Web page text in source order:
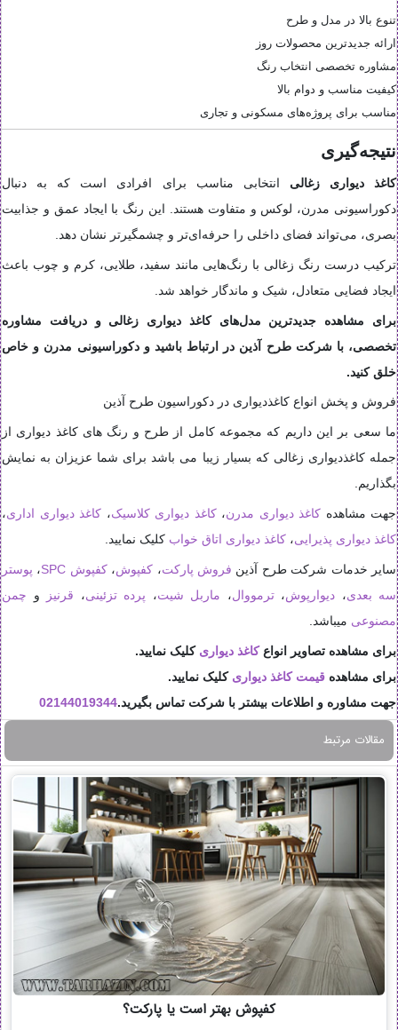
تنوع بالا در مدل و طرح
ارائه جدیدترین محصولات روز
مشاوره تخصصی انتخاب رنگ
کیفیت مناسب و دوام بالا
مناسب برای پروژه‌های مسکونی و تجاری
نتیجه‌گیری
کاغذ دیواری زغالی انتخابی مناسب برای افرادی است که به دنبال
دکوراسیونی مدرن، لوکس و متفاوت هستند. این رنگ با ایجاد عمق و جذابیت
بصری، می‌تواند فضای داخلی را حرفه‌ای‌تر و چشمگیرتر نشان دهد.
ترکیب درست رنگ زغالی با رنگ‌هایی مانند سفید، طلایی، کرم و چوب باعث
ایجاد فضایی متعادل، شیک و ماندگار خواهد شد.
برای مشاهده جدیدترین مدل‌های کاغذ دیواری زغالی و دریافت مشاوره
تخصصی، با شرکت طرح آذین در ارتباط باشید و دکوراسیونی مدرن و خاص
خلق کنید.
فروش و پخش انواع کاغذدیواری در دکوراسیون طرح آذین
ما سعی بر این داریم که مجموعه کامل از طرح و رنگ های کاغذ دیواری از
جمله کاغذدیواری زغالی که بسیار زیبا می باشد برای شما عزیزان به نمایش
بگذاریم.
جهت مشاهده کاغذ دیواری مدرن،کاغذ دیواری کلاسیک، کاغذ دیواری اداری،
کاغذ دیواری پذیرایی، کاغذ دیواری اتاق خواب کلیک نمایید.
سایر خدمات شرکت طرح آذین فروش پارکت، کفپوش،کفپوش SPC ، پوستر
سه بعدی، دیوارپوش،ترمووال، ماربل شیت، پرده تزئینی، قرنیز و چمن
مصنوعی میباشد.
برای مشاهده تصاویر انواعکاغذ دیواری کلیک نمایید.
برای مشاهده قیمت کاغذ دیواری کلیک نمایید.
جهت مشاوره و اطلاعات بیشتر با شرکت تماس بگیرید.02144019344
مقالات مرتبط
کفپوش بهتر است یا پارکت؟